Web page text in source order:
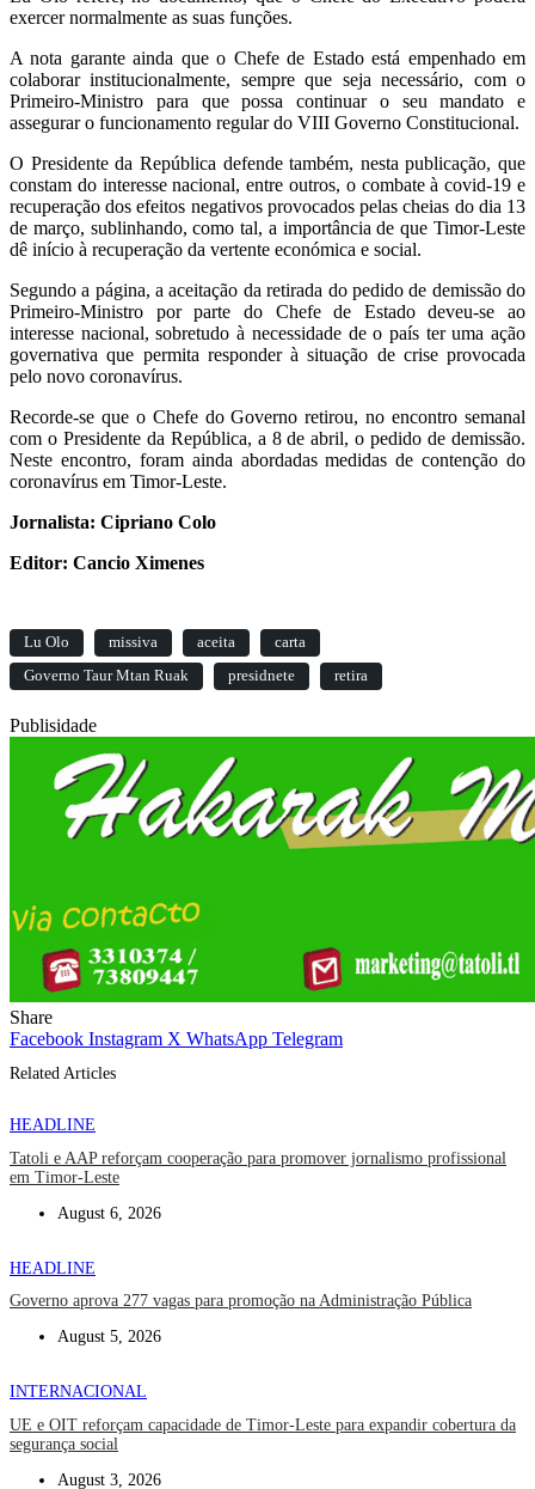
exercer normalmente as suas funções.
A nota garante ainda que o Chefe de Estado está empenhado em
colaborar institucionalmente, sempre que seja necessário, com o
Primeiro-Ministro para que possa continuar o seu mandato e
assegurar o funcionamento regular do VIII Governo Constitucional.
O Presidente da República defende também, nesta publicação, que
constam do interesse nacional, entre outros, o combate à covid-19 e
recuperação dos efeitos negativos provocados pelas cheias do dia 13
de março, sublinhando, como tal, a importância de que Timor-Leste
dê início à recuperação da vertente económica e social.
Segundo a página, a aceitação da retirada do pedido de demissão do
Primeiro-Ministro por parte do Chefe de Estado deveu-se ao
interesse nacional, sobretudo à necessidade de o país ter uma ação
governativa que permita responder à situação de crise provocada
pelo novo coronavírus.
Recorde-se que o Chefe do Governo retirou, no encontro semanal
com o Presidente da República, a 8 de abril, o pedido de demissão.
Neste encontro, foram ainda abordadas medidas de contenção do
coronavírus em Timor-Leste.
Jornalista: Cipriano Colo
Editor: Cancio Ximenes
Lu Olo missiva aceita
carta
Governo Taur Mtan Ruak
presidnete retira
Publisidade
Share
Facebook Instagram X WhatsApp Telegram
Related Articles
HEADLINE
Tatoli e AAP reforçam cooperação para promover jornalismo profissional
em Timor-Leste
August 6, 2026
HEADLINE
Governo aprova 277 vagas para promoção na Administração Pública
August 5, 2026
INTERNACIONAL
UE e OIT reforçam capacidade de Timor-Leste para expandir cobertura da
segurança social
August 3, 2026